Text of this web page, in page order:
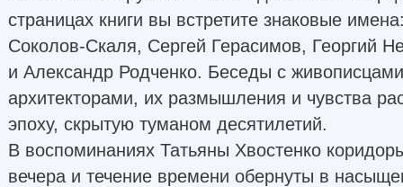
страницах книги вы встретите знаковые
Соколов-Скаля, Сергей Герасимов, Георгий
и Александр Родченко. Беседы с
архитекторами, их размышления и чувства
эпоху, скрытую туманом десятилетий.
В воспоминаниях Татьяны Хвостенко
вечера и течение времени обернуты в